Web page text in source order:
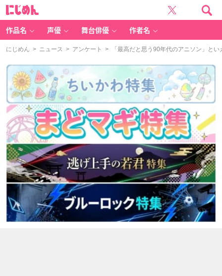
作品名 声優 舞台俳優 作者名
にじめん > ニュース > アンケート > 「最高だと思う90年代のアニソン」とい